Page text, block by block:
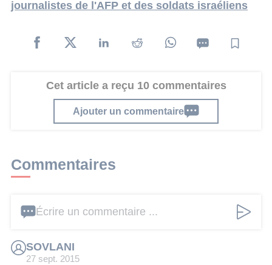
journalistes de l'AFP et des soldats israéliens
Cet article a reçu 10 commentaires
Ajouter un commentaire
Commentaires
Écrire un commentaire ...
SOVLANI
27 sept. 2015